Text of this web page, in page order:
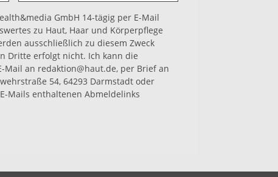
GmbH 14-tägig per E-Mail
zu Haut, Haar und Körperpflege
ausschließlich zu diesem Zweck
Dritte erfolgt nicht. Ich kann die
Mail an redaktion@haut.de, per Brief an
54, 64293 Darmstadt oder
Mails enthaltenen Abmeldelinks